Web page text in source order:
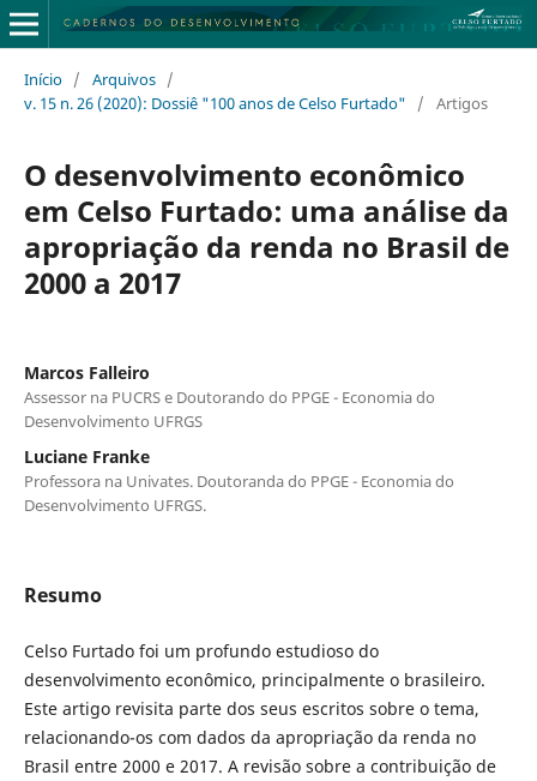
Início / Arquivos /
v. 15 n. 26 (2020): Dossiê "100 anos de Celso Furtado"
/ Artigos
O desenvolvimento econômico
em Celso Furtado: uma análise da
apropriação da renda no Brasil de
2000 a 2017
Marcos Falleiro
Assessor na PUCRS e Doutorando do PPGE - Economia do
Desenvolvimento UFRGS
Luciane Franke
Professora na Univates. Doutoranda do PPGE - Economia do
Desenvolvimento UFRGS.
Resumo
Celso Furtado foi um profundo estudioso do
desenvolvimento econômico, principalmente o brasileiro.
Este artigo revisita parte dos seus escritos sobre o tema,
relacionando-os com dados da apropriação da renda no
Brasil entre 2000 e 2017. A revisão sobre a contribuição de